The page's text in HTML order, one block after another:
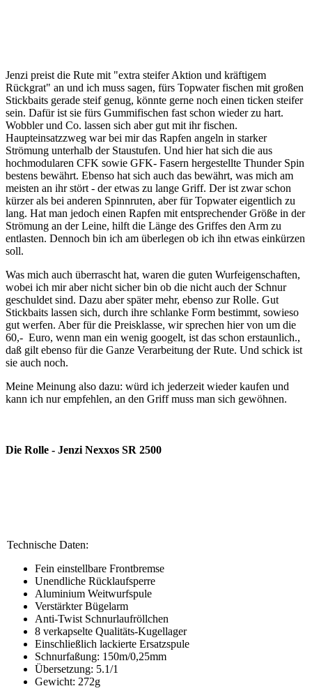
Jenzi preist die Rute mit "extra steifer Aktion und kräftigem
Rückgrat" an und ich muss sagen, fürs Topwater fischen mit großen
Stickbaits gerade steif genug, könnte gerne noch einen ticken steifer
sein. Dafür ist sie fürs Gummifischen fast schon wieder zu hart.
Wobbler und Co. lassen sich aber gut mit ihr fischen.
Haupteinsatzzweg war bei mir das Rapfen angeln in starker
Strömung unterhalb der Staustufen. Und hier hat sich die aus
hochmodularen CFK sowie GFK- Fasern hergestellte Thunder Spin
bestens bewährt. Ebenso hat sich auch das bewährt, was mich am
meisten an ihr stört - der etwas zu lange Griff. Der ist zwar schon
kürzer als bei anderen Spinnruten, aber für Topwater eigentlich zu
lang. Hat man jedoch einen Rapfen mit entsprechender Größe in der
Strömung an der Leine, hilft die Länge des Griffes den Arm zu
entlasten. Dennoch bin ich am überlegen ob ich ihn etwas einkürzen
soll.
Was mich auch überrascht hat, waren die guten Wurfeigenschaften,
wobei ich mir aber nicht sicher bin ob die nicht auch der Schnur
geschuldet sind. Dazu aber später mehr, ebenso zur Rolle. Gut
Stickbaits lassen sich, durch ihre schlanke Form bestimmt, sowieso
gut werfen. Aber für die Preisklasse, wir sprechen hier von um die
60,- Euro, wenn man ein wenig googelt, ist das schon erstaunlich.,
daß gilt ebenso für die Ganze Verarbeitung der Rute. Und schick ist
sie auch noch.
Meine Meinung also dazu: würd ich jederzeit wieder kaufen und
kann ich nur empfehlen, an den Griff muss man sich gewöhnen.
Die Rolle - Jenzi Nexxos SR 2500
Technische Daten:
Fein einstellbare Frontbremse
Unendliche Rücklaufsperre
Aluminium Weitwurfspule
Verstärkter Bügelarm
Anti-Twist Schnurlaufröllchen
8 verkapselte Qualitäts-Kugellager
Einschließlich lackierte Ersatzspule
Schnurfaßung: 150m/0,25mm
Übersetzung: 5.1/1
Gewicht: 272g